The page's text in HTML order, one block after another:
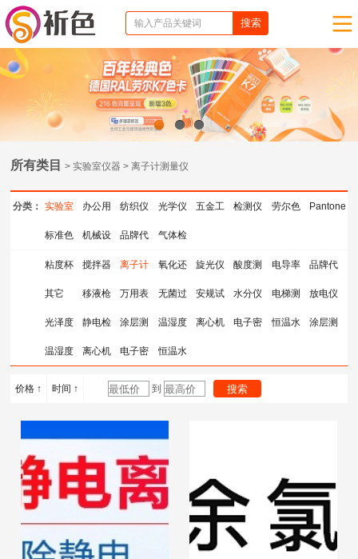
3
所有类目> 实验室仪器 > 离子计测量仪
分类： 实验室
仪器
办公用
品
纺织仪
器
光学仪
器
五金工 检测仪 劳尔色 Pantone
标准色
卡
机械设
备
品牌代
理
气体检
测仪器
粘度杯 搅拌器 离子计
测量仪
氧化还
原电位
计
旋光仪 酸度测
量仪
电导率
仪
品牌代
理
其它 移液枪 万用表 无菌过
滤器
安规试
验指
水分仪
检测仪
电梯测
试检测
放电仪
光泽度
仪
静电检
测仪
涂层测
厚仪
温湿度
计
离心机 电子密 恒温水 涂层测
温湿度 离心机 电子密
度计
恒温水
浴锅
价格 ↑ 时间 ↑ 到